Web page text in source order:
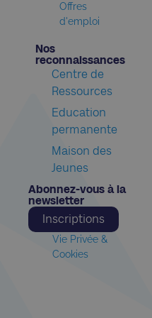
Offres
d'emploi
Nos
reconnaissances​
Centre de
Ressources
Education
permanente
Maison des
Jeunes
Abonnez-vous à la
newsletter​
Inscriptions
Vie Privée &
Cookies